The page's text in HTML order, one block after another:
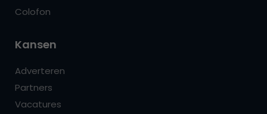
Colofon
Kansen
Adverteren
Partners
Vacatures